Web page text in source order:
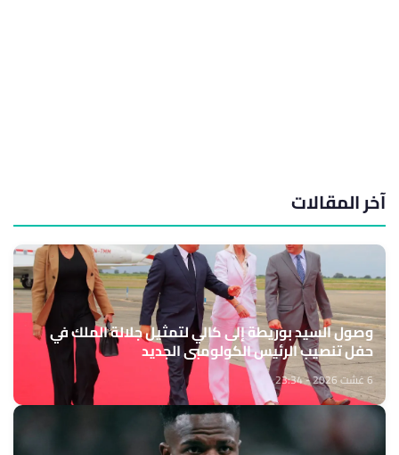
آخر المقالات
وصول السيد بوريطة إلى كالي لتمثيل جلالة الملك في
حفل تنصيب الرئيس الكولومبي الجديد
6 غشت 2026 - 23:34